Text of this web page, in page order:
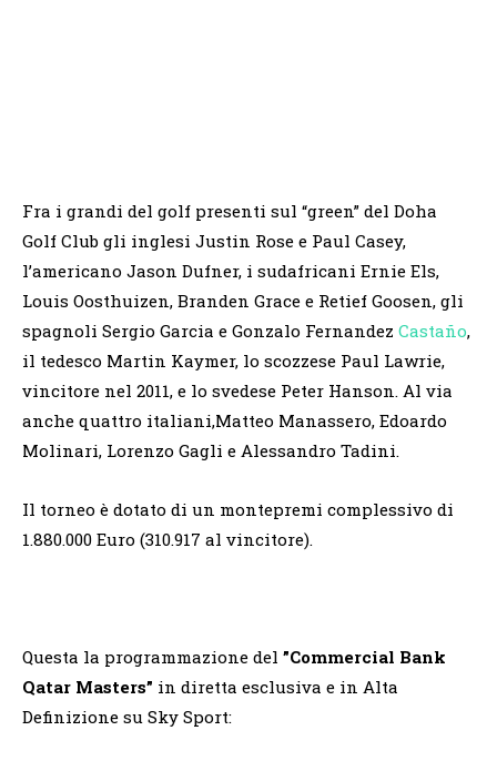
Fra i grandi del golf presenti sul “green” del Doha
Golf Club gli inglesi Justin Rose e Paul Casey,
l’americano Jason Dufner, i sudafricani Ernie Els,
Louis Oosthuizen, Branden Grace e Retief Goosen, gli
spagnoli Sergio Garcia e Gonzalo Fernandez Castaño,
il tedesco Martin Kaymer, lo scozzese Paul Lawrie,
vincitore nel 2011, e lo svedese Peter Hanson. Al via
anche quattro italiani,Matteo Manassero, Edoardo
Molinari, Lorenzo Gagli e Alessandro Tadini.
Il torneo è dotato di un montepremi complessivo di
1.880.000 Euro (310.917 al vincitore).
Questa la programmazione del ”Commercial Bank
Qatar Masters” in diretta esclusiva e in Alta
Definizione su Sky Sport: